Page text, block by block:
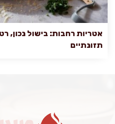
אטריות רחבות: בישול נכון,
תזונתיים